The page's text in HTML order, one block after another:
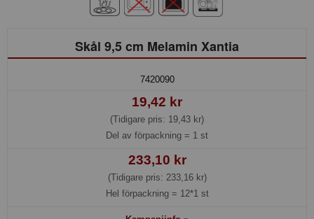
Skål 9,5 cm Melamin Xantia
7420090
19,42 kr
(Tidigare pris: 19,43 kr)
Del av förpackning = 1 st
233,10 kr
(Tidigare pris: 233,16 kr)
Hel förpackning = 12*1 st